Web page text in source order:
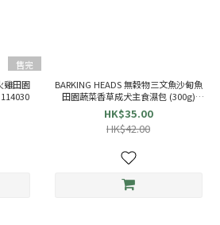
售完
蔬菜香草成犬主食濕包 (300g) 114030
BARKING HEADS 無穀物三文魚沙甸魚
田園蔬菜香草成犬主食濕包 (300g)
114016
HK$35.00
HK$42.00